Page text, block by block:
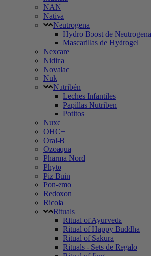
NAN
Nativa
Neutrogena
Hydro Boost de Neutrogena
Mascarillas de Hydrogel
Nexcare
Nidina
Novalac
Nuk
Nutribén
Leches Infantiles
Papillas Nutriben
Potitos
Nuxe
OHO+
Oral-B
Ozoaqua
Pharma Nord
Phyto
Piz Buin
Pon-emo
Redoxon
Ricola
Rituals
Ritual of Ayurveda
Ritual of Happy Buddha
Ritual of Sakura
Rituals - Sets de Regalo